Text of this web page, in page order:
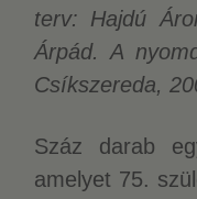
terv: Hajdú
Árpád. A
Csíkszereda,
Száz darab
amelyet 75.